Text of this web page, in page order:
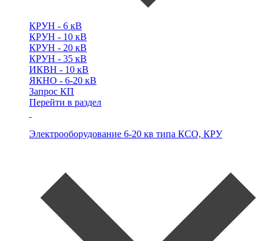
КРУН - 6 кВ
КРУН - 10 кВ
КРУН - 20 кВ
КРУН - 35 кВ
ИКВН - 10 кВ
ЯКНО - 6-20 кВ
Запрос КП
Перейти в раздел
Электрооборудование 6-20 кв типа КСО, КРУ